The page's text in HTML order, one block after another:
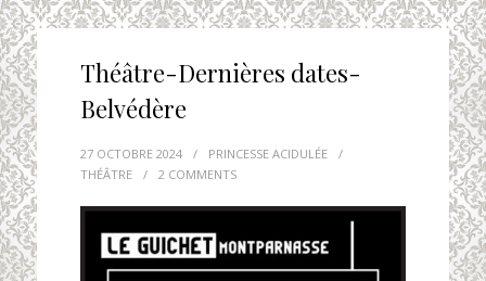
Théâtre-Dernières dates-
Belvédère
27 OCTOBRE 2024 / PRINCESSE ACIDULÉE
/
THÉÂTRE
/ 2 COMMENTS